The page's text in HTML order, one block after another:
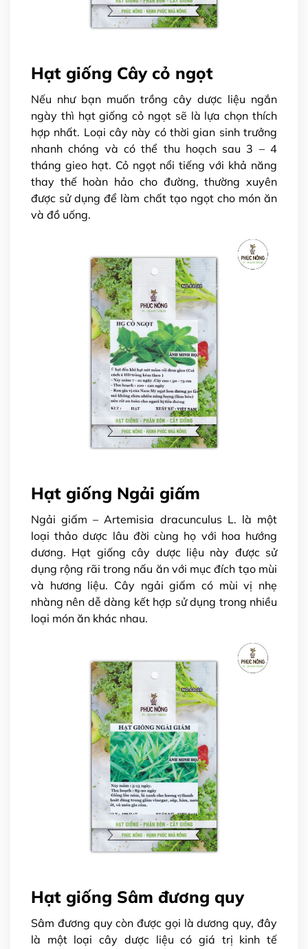
Hạt giống Cây cỏ ngọt
Nếu như bạn muốn trồng cây dược liệu ngắn
ngày thì hạt giống cỏ ngọt sẽ là lựa chọn thích
hợp nhất. Loại cây này có thời gian sinh trưởng
nhanh chóng và có thể thu hoạch sau 3 – 4
tháng gieo hạt. Cỏ ngọt nổi tiếng với khả năng
thay thế hoàn hảo cho đường, thường xuyên
được sử dụng để làm chất tạo ngọt cho món ăn
và đồ uống.
Hạt giống Ngải giấm
Ngải giấm – Artemisia dracunculus L. là một
loại thảo dược lâu đời cùng họ với hoa hướng
dương. Hạt giống cây dược liệu này được sử
dụng rộng rãi trong nấu ăn với mục đích tạo mùi
và hương liệu. Cây ngải giấm có mùi vị nhẹ
nhàng nên dễ dàng kết hợp sử dụng trong nhiều
loại món ăn khác nhau.
Hạt giống Sâm đương quy
Sâm đương quy còn được gọi là dương quy, đây
là một loạicây dược liệu có giá trị kinh tế